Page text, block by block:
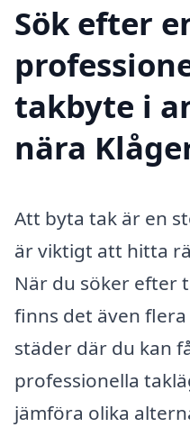
Sök efter
takbyte i
nära
Att byta tak är en
är viktigt att hitta
När du söker efter
finns det även
städer där du kan
professionella
jämföra olika